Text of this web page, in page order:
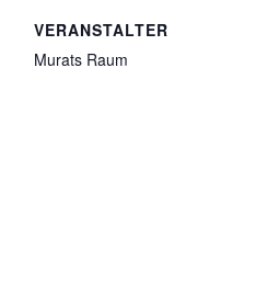
VERANSTALTER
Murats Raum